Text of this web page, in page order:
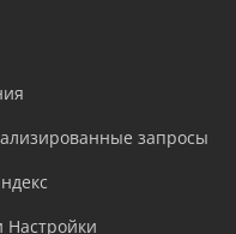
запросы